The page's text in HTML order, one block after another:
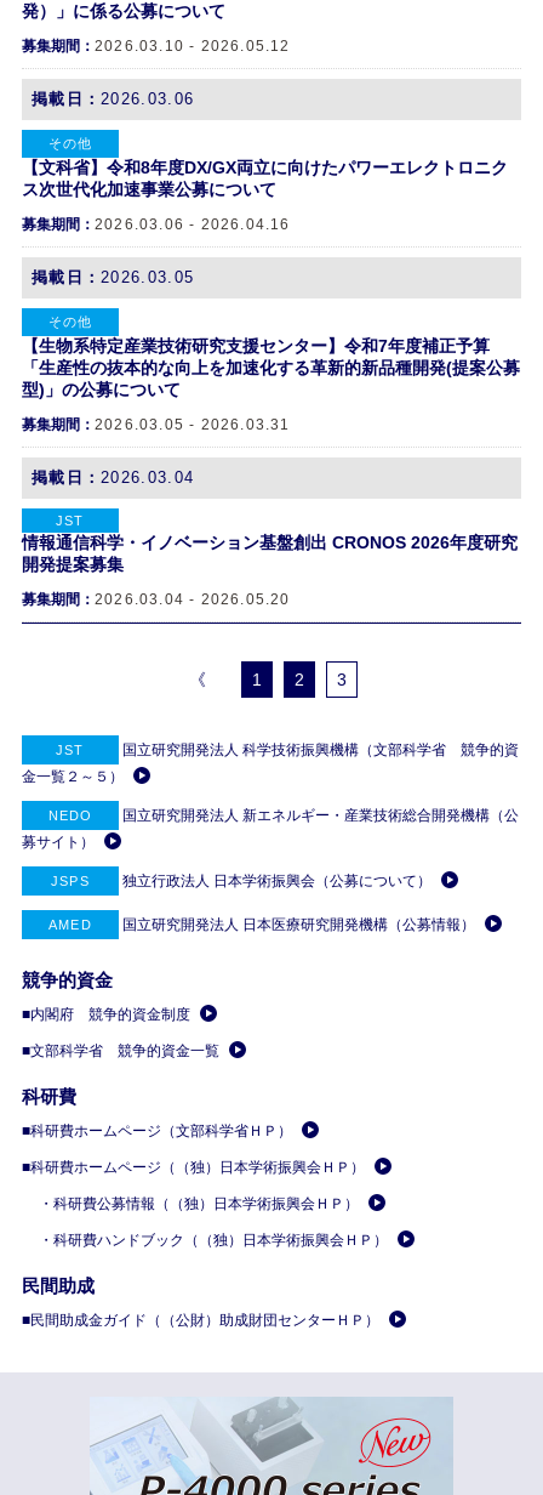
発）」に係る公募について
募集期間： 2026.03.10 - 2026.05.12
掲載日：2026.03.06
その他
【文科省】令和8年度DX/GX両立に向けたパワーエレクトロニク
ス次世代化加速事業公募について
募集期間： 2026.03.06 - 2026.04.16
掲載日：2026.03.05
その他
【生物系特定産業技術研究支援センター】令和7年度補正予算
「生産性の抜本的な向上を加速化する革新的新品種開発(提案公募
型)」の公募について
募集期間： 2026.03.05 - 2026.03.31
掲載日：2026.03.04
JST
情報通信科学・イノベーション基盤創出 CRONOS 2026年度研究
開発提案募集
募集期間： 2026.03.04 - 2026.05.20
《 1 2 3
JST
国立研究開発法人 科学技術振興機構（文部科学省 競争的資
金一覧２～５）
NEDO
国立研究開発法人 新エネルギー・産業技術総合開発機構（公
募サイト）
JSPS 独立行政法人 日本学術振興会（公募について）
AMED 国立研究開発法人 日本医療研究開発機構（公募情報）
競争的資金
■内閣府 競争的資金制度
■文部科学省 競争的資金一覧
科研費
■科研費ホームページ（文部科学省ＨＰ）
■科研費ホームページ（（独）日本学術振興会ＨＰ）
・科研費公募情報（（独）日本学術振興会ＨＰ）
・科研費ハンドブック（（独）日本学術振興会ＨＰ）
民間助成
■民間助成金ガイド（（公財）助成財団センターＨＰ）